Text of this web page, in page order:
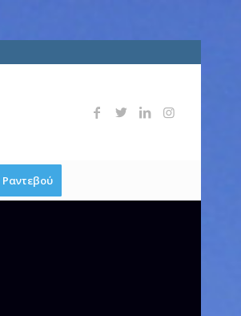
Ραντεβού